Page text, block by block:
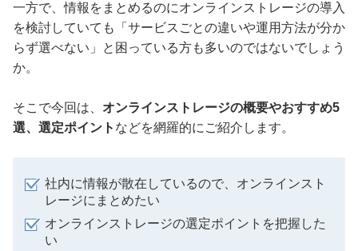
一方で、情報をまとめるのにオンラインストレージの導入
を検討していても「サービスごとの違いや運用方法が分か
らず選べない」と困っている方も多いのではないでしょう
か。
そこで今回は、 オンラインストレージの概要やおすすめ5
選、選定ポイント などを網羅的にご紹介します。
社内に情報が散在しているので、オンラインスト
レージにまとめたい
オンラインストレージの選定ポイントを把握した
い